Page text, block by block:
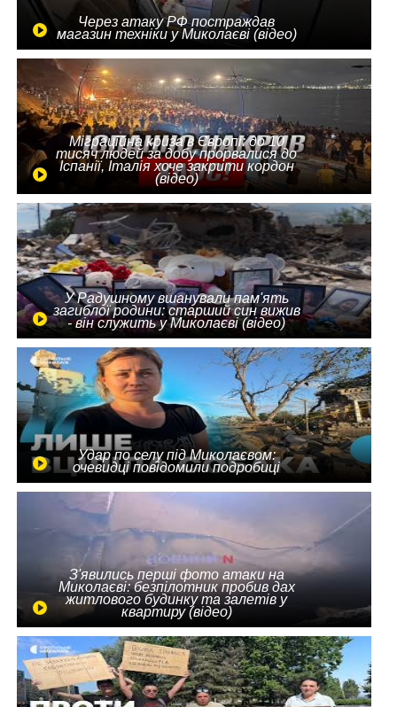
Через атаку РФ постраждав
магазин техніки у Миколаєві (відео)
Міграційна криза в Європі: до 10
тисяч людей за добу прорвалися до
Іспанії, Італія хоче закрити кордон
(відео)
У Радушному вшанували пам'ять
загиблої родини: старший син вижив
- він служить у Миколаєві (відео)
Удар по селу під Миколаєвом:
очевидці повідомили подробиці
З'явились перші фото атаки на
Миколаєві: безпілотник пробив дах
житлового будинку та залетів у
квартиру (відео)